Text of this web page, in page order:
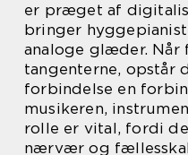
er præget af
bringer
analoge glæder. Når
tangenterne, opstår
forbindelse en
musikeren,
rolle er vital, fordi
nærvær og